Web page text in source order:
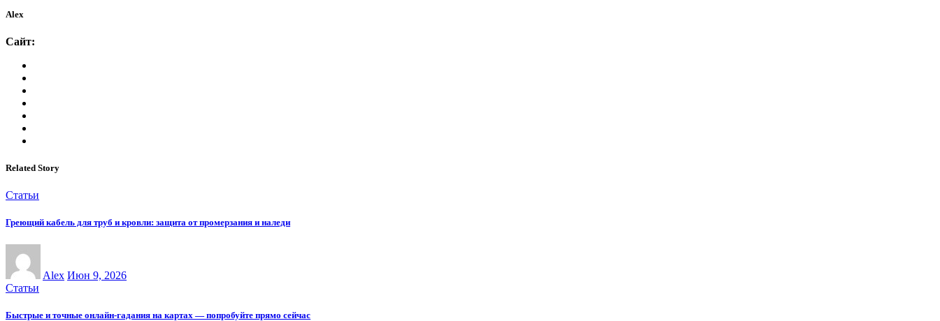
Alex
Сайт:
Related Story
Статьи
Греющий кабель для труб и кровли: защита от промерзания и наледи
Alex Июн 9, 2026
Статьи
Быстрые и точные онлайн-гадания на картах — попробуйте прямо сейчас